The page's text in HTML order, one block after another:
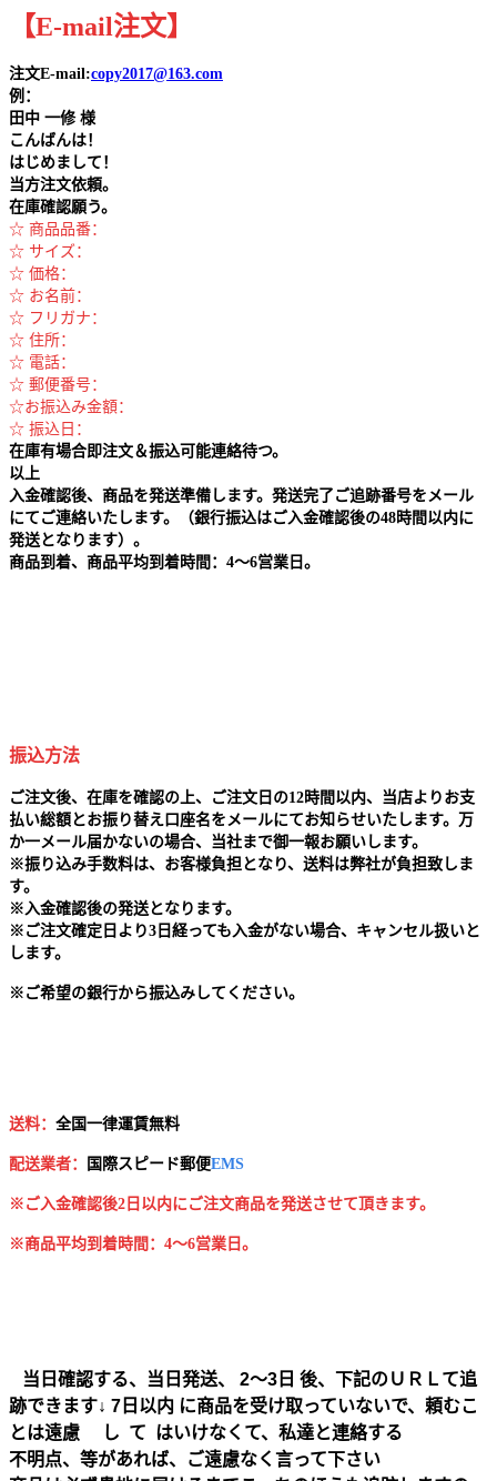
【E-mail注文】
注文E-mail:copy2017@163.com
例：
田中 一修 様
こんばんは！
はじめまして！
当方注文依頼。
在庫確認願う。
☆ 商品品番：
☆ サイズ：
☆ 価格：
☆ お名前：
☆ フリガナ：
☆ 住所：
☆ 電話：
☆ 郵便番号：
☆お振込み金額：
☆ 振込日：
在庫有場合即注文＆振込可能連絡待つ。
以上
入金確認後、商品を発送準備します。発送完了ご追跡番号をメール
にてご連絡いたします。（銀行振込はご入金確認後の48時間以内に
発送となります）。
商品到着、商品平均到着時間：4～6営業日。
振込方法
ご注文後、在庫を確認の上、ご注文日の12時間以内、当店よりお支
払い総額とお振り替え口座名をメールにてお知らせいたします。万
か一メール届かないの場合、当社まで御一報お願いします。
※振り込み手数料は、お客様負担となり、送料は弊社が負担致しま
す。
※ 入金確認後の発送となります。
※ ご注文確定日より3日経っても入金がない場合、キャンセル扱いと
します。
※ ご希望の銀行から振込みしてください。
送料： 全国一律運賃無料
配送業者： 国 際スピード郵便EMS
※ご入金確認後2日以内にご注文商品を発送させて頂きます。
※商品平均到着時間：4～6営業日。
当日確認する、当日発送、 2～3日 後、下記のＵＲＬて追
跡できます↓ 7日以内 に商品を受け取っていないで、頼むこ
とは遠慮 し て はいけなくて、私達と連絡する
不明点、等があれば、ご遠慮なく言って下さい